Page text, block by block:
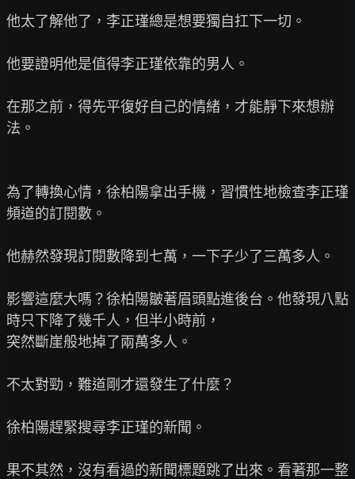
他太了解他了，李正瑾總是想要獨自扛下一切。
他要證明他是值得李正瑾依靠的男人。
在那之前，得先平復好自己的情緒，才能靜下來想辦
法。
為了轉換心情，徐柏陽拿出手機，習慣性地檢查李正瑾
頻道的訂閱數。
他赫然發現訂閱數降到七萬，一下子少了三萬多人。
影響這麼大嗎？徐柏陽皺著眉頭點進後台。他發現八點
時只下降了幾千人，但半小時前，
突然斷崖般地掉了兩萬多人。
不太對勁，難道剛才還發生了什麼？
徐柏陽趕緊搜尋李正瑾的新聞。
果不其然，沒有看過的新聞標題跳了出來。看著那一整